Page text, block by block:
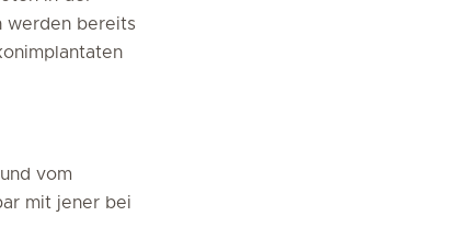
werden bereits
vom
mit jener bei